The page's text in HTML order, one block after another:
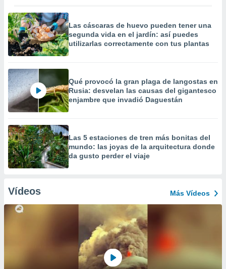
Las cáscaras de huevo pueden tener una
segunda vida en el jardín: así puedes
utilizarlas correctamente con tus plantas
Qué provocó la gran plaga de langostas en
Rusia: desvelan las causas del gigantesco
enjambre que invadió Daguestán
Las 5 estaciones de tren más bonitas del
mundo: las joyas de la arquitectura donde
da gusto perder el viaje
Vídeos Más Vídeos